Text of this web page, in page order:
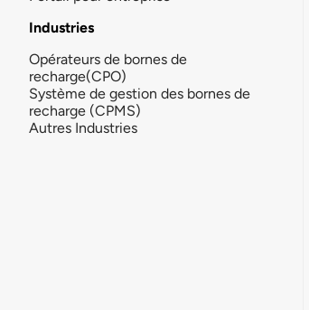
Industries
Opérateurs de bornes de
recharge(CPO)
Système de gestion des bornes de
recharge (CPMS)
Autres Industries